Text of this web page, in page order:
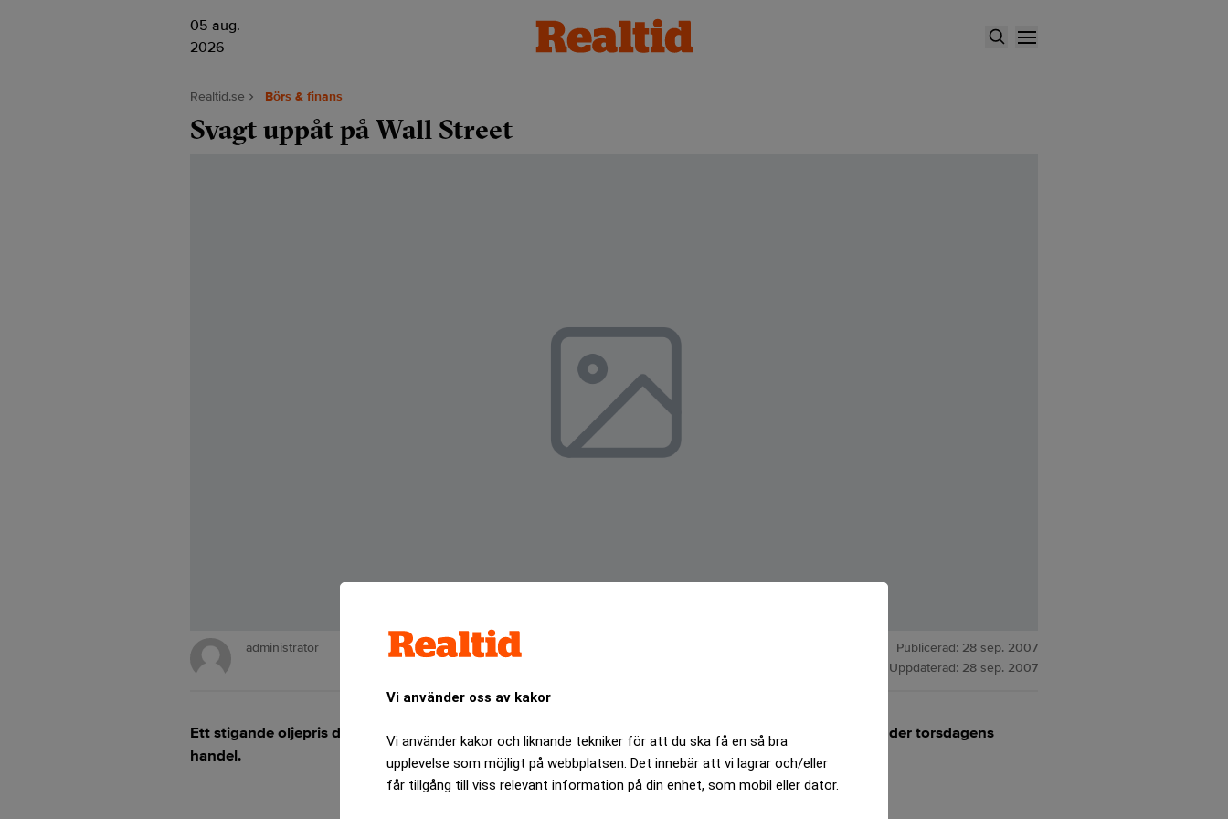
Vi använder oss av kakor
Vi använder kakor och liknande tekniker för att du ska få en så bra
upplevelse som möjligt på webbplatsen. Det innebär att vi lagrar och/eller
får tillgång till viss relevant information på din enhet, som mobil eller dator.
05 aug.
2026
Realtid.se Börs & finans
Svagt uppåt på Wall Street
administrator Publicerad: 28 sep. 2007
Uppdaterad: 28 sep. 2007
Ett stigande oljepris drog med sig energiaktierna och knuffade med sig börserna i New York uppåt under torsdagens
handel.
ANNONS